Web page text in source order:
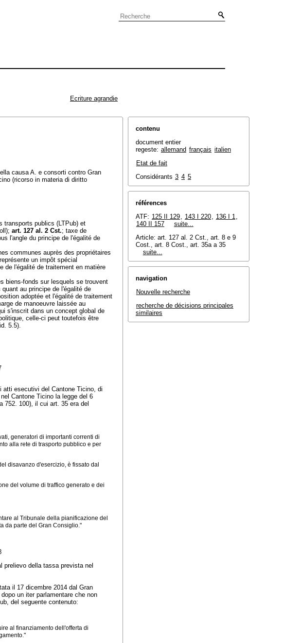
Ecriture agrandie
causa A. e consorti contro Gran
(ricorso in materia di diritto
transports publics (LTPub) et
art. 127 al. 2 Cst.; taxe de
l'angle du principe de l'égalité de
communes auprès des propriétaires
un impôt spécial
de l'égalité de traitement en matière
biens-fonds sur lesquels se trouvent
au principe de l'égalité de
adoptée et l'égalité de traitement
de manoeuvre laissée au
s'inscrit dans un concept global de
celle-ci peut toutefois être
5.5).
atti esecutivi del Cantone Ticino, di
Cantone Ticino la legge del 6
752. 100), il cui art. 35 era del
generatori di importanti correnti di
alla rete di trasporto pubblico e per
disavanzo d'esercizio, è fissato dal
del volume di traffico generato e dei
al Tribunale della pianificazione del
da parte del Gran Consiglio."
prelievo della tassa prevista nel
il 17 dicembre 2014 dal Gran
un iter parlamentare che non
del seguente contenuto:
al finanziamento dell'offerta di
contenu
document entier
regeste: allemand français italien
Etat de fait
Considérants 3 4 5
références
ATF: 125 II 129, 143 I 220, 136 I 1,
140 II 157
suite...
Article: art. 127 al. 2 Cst., art. 8 e 9
Cost., art. 8 Cost., art. 35a a 35
suite...
navigation
Nouvelle recherche
recherche de décisions principales
similaires